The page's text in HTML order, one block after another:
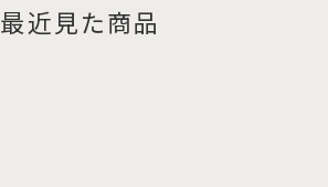
最近見た商品